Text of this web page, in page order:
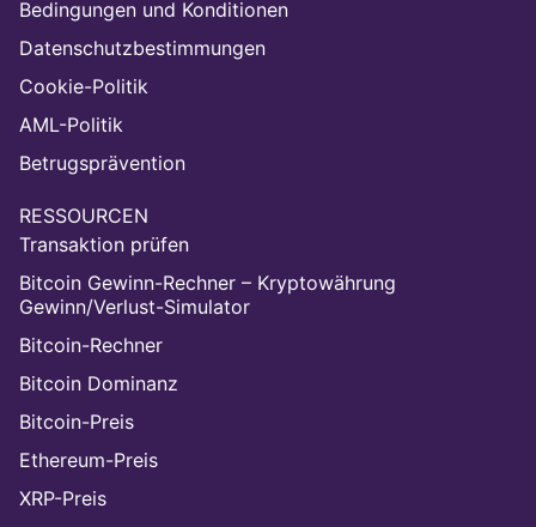
Bedingungen und Konditionen
Datenschutzbestimmungen
Cookie-Politik
AML-Politik
Betrugsprävention
RESSOURCEN
Transaktion prüfen
Bitcoin Gewinn-Rechner – Kryptowährung
Gewinn/Verlust-Simulator
Bitcoin-Rechner
Bitcoin Dominanz
Bitcoin-Preis
Ethereum-Preis
XRP-Preis